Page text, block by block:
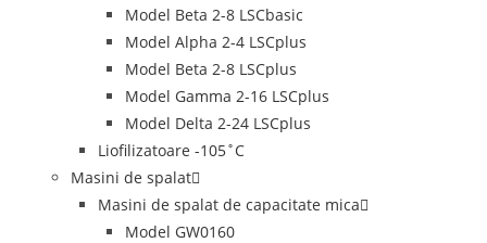
Model Beta 2-8 LSCbasic
Model Alpha 2-4 LSCplus
Model Beta 2-8 LSCplus
Model Gamma 2-16 LSCplus
Model Delta 2-24 LSCplus
Liofilizatoare -105˚C
Masini de spalat
Masini de spalat de capacitate mica
Model GW0160